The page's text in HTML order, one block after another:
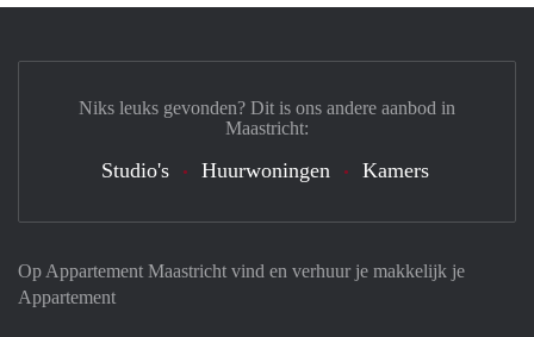
Op Appartement Maastricht vind en verhuur je makkelijk je
Appartement
Niks leuks gevonden? Dit is ons andere aanbod in
Maastricht:
Studio's Huurwoningen Kamers